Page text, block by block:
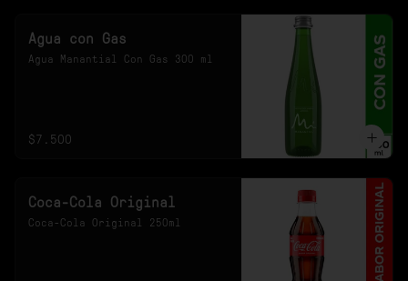
Agua con Gas
Agua Manantial Con Gas 300 ml
$7.500
Coca-Cola Original
Coca-Cola Original 250ml